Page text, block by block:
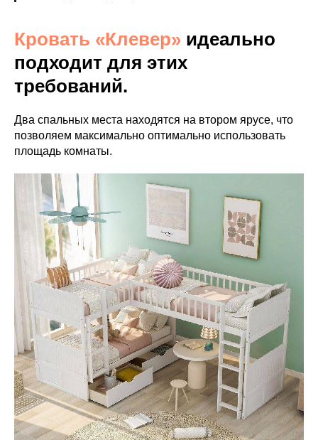
Кровать «Клевер» идеально
подходит для этих
требований.
Два спальных места находятся на втором ярусе, что
позволяем максимально оптимально использовать
площадь комнаты.